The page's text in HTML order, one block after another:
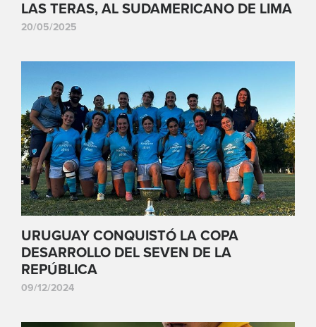
LAS TERAS, AL SUDAMERICANO DE LIMA
20/05/2025
URUGUAY CONQUISTÓ LA COPA
DESARROLLO DEL SEVEN DE LA
REPÚBLICA
09/12/2024